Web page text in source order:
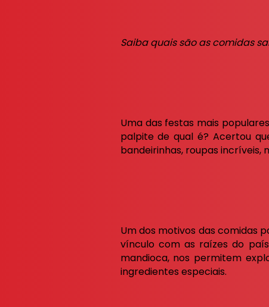
Saiba quais são as comidas
Uma das festas mais
palpite de qual é? Acertou
bandeirinhas, roupas incríveis,
Um dos motivos das comidas
vínculo com as raízes do
mandioca, nos permitem
ingredientes especiais.